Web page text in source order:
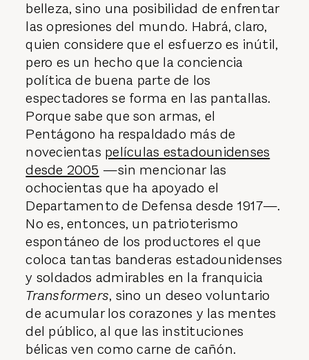
belleza, sino una posibilidad de enfrentar
las opresiones del mundo. Habrá, claro,
quien considere que el esfuerzo es inútil,
pero es un hecho que la conciencia
política de buena parte de los
espectadores se forma en las pantallas.
Porque sabe que son armas, el
Pentágono ha respaldado más de
novecientas películas estadounidenses
desde 2005 —sin mencionar las
ochocientas que ha apoyado el
Departamento de Defensa desde 1917—.
No es, entonces, un patrioterismo
espontáneo de los productores el que
coloca tantas banderas estadounidenses
y soldados admirables en la franquicia
Transformers, sino un deseo voluntario
de acumular los corazones y las mentes
del público, al que las instituciones
bélicas ven como carne de cañón.